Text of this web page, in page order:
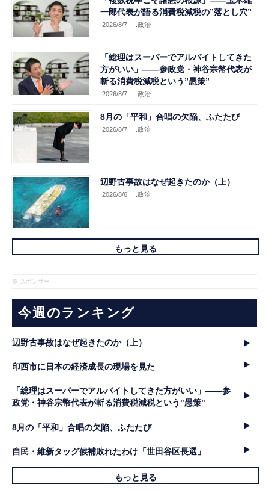
一郎代表が語る消費税減税の”落とし穴”
2026/8/7 .政治
「総理はスーパーでアルバイトしてきた
方がいい」――参政党・神谷宗幣代表が
斬る消費税減税という”愚策”
2026/8/7 .政治
8月の「平和」合唱の欠陥、ふたたび
2026/8/7 .政治
辺野古事故はなぜ起きたのか（上）
2026/8/6 .政治
もっと見る
※ スポンサー
今週のランキング
辺野古事故はなぜ起きたのか（上）
印西市に日本の経済成長の現場を見た
「総理はスーパーでアルバイトしてきた方がいい」――参
政党・神谷宗幣代表が斬る消費税減税という"愚策"
8月の「平和」合唱の欠陥、ふたたび
自民・維新タッグ候補敗れたわけ「世田谷区長選」
もっと見る